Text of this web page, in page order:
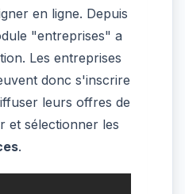
en ligne. Depuis
"entreprises" a
Les entreprises
donc s'inscrire
leurs offres de
et sélectionner les
.